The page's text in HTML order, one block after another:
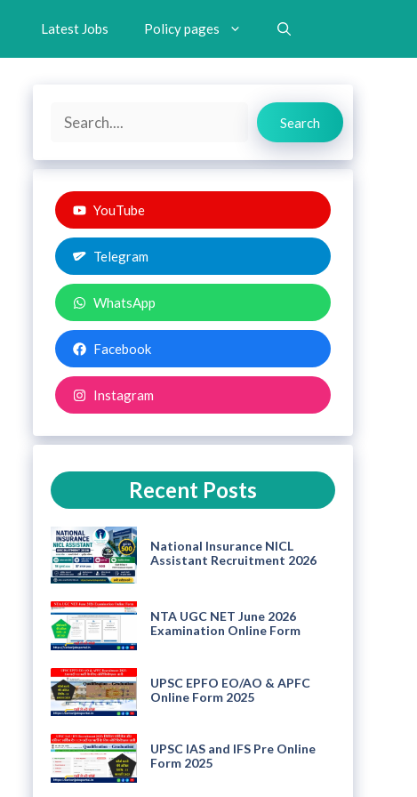
Latest Jobs Policy pages
Search
Search
YouTube
Telegram
WhatsApp
Facebook
Instagram
Recent Posts
National Insurance NICL
Assistant Recruitment 2026
NTA UGC NET June 2026
Examination Online Form
UPSC EPFO EO/AO & APFC
Online Form 2025
UPSC IAS and IFS Pre Online
Form 2025